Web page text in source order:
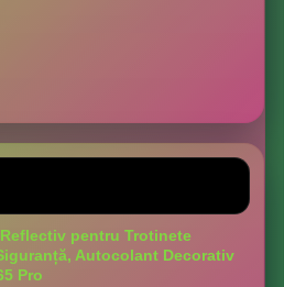
pentru Trotinete
Autocolant Decorativ
Pro